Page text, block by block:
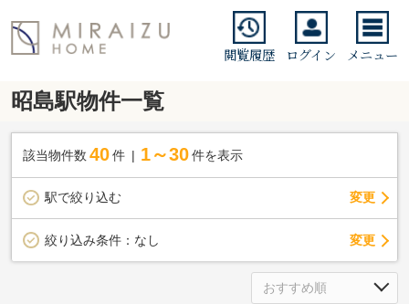
閲覧履歴 ログイン メニュー
昭島駅物件一覧
該当物件数 40件 1～30 件を表示
駅で絞り込む 変更
絞り込み条件： なし 変更